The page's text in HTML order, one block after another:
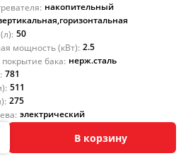
накопительный
,горизонтальная
50
мощность (кВт): 2.5
бака: нерж.сталь
781
511
275
электрический
В корзину